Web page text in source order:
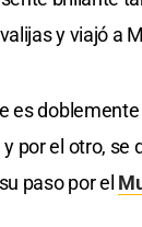
y viajó a
es
y por el otro,
paso por el